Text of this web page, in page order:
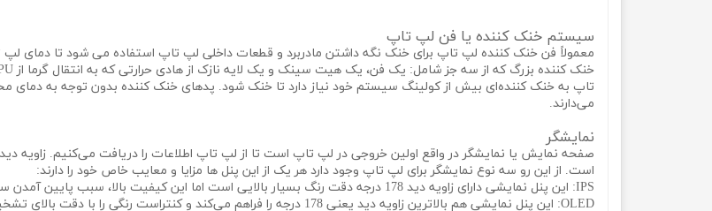
سیستم خنک کننده یا فن لپ تاپ
معمولاً فن خنک کننده لپ تاپ برای خنک نگه داشتن مادربرد و قطعات داخلی لپ تاپ استفاده می شود تا دمای
تاپ به خنک کننده‌ای بیش از کولینگ سیستم خود نیاز دارد تا خنک شود. پدهای خنک کننده بدون توجه به دمای
می‌دارند.
نمایشگر
صفحه نمایش یا نمایشگر در واقع اولین خروجی در لپ تاپ است تا از لپ تاپ اطلاعات را دریافت می‌کنیم. زاویه
است. از این رو سه نوع نمایشگر برای لپ تاپ وجود دارد هر یک از این پنل ها مزایا و معایب خاص خود را دارند:
IPS: این پنل نمایشی دارای زاویه دید 178 درجه دقت رنگ بسیار بالایی است اما این کیفیت بالا، سبب پایین آمدن سرعت در بروزرسانی تصویر می‌ شود.